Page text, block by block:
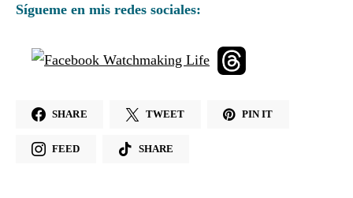
Sígueme en mis redes sociales:
SHARE TWEET PIN IT
FEED SHARE